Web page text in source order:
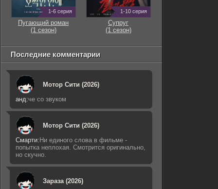
1-6 серия
Пугающий роман
(1 сезон)
1-10 серия
Супруг
(1 сезон)
Последние комментарии
Мотор Сити (2026)
анд:че со звуком
Мотор Сити (2026)
Смарти: Ни единого слова в фильме -
попытка неплохая. Смотрится оригинально,
но скучно.
Зараза (2026)